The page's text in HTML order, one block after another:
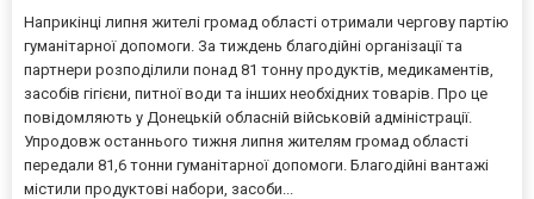
Наприкінці липня жителі громад області отримали чергову партію
гуманітарної допомоги. За тиждень благодійні організації та
партнери розподілили понад 81 тонну продуктів, медикаментів,
засобів гігієни, питної води та інших необхідних товарів. Про це
повідомляють у Донецькій обласній військовій адміністрації.
Упродовж останнього тижня липня жителям громад області
передали 81,6 тонни гуманітарної допомоги. Благодійні вантажі
містили продуктові набори, засоби...